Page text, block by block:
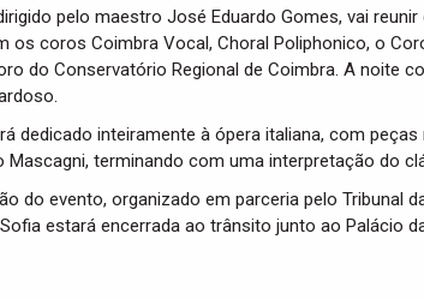
pelo maestro José Eduardo Gomes, vai
os coros Coimbra Vocal, Choral Poliphonico, o
do Conservatório Regional de Coimbra. A noite
dedicado inteiramente à ópera italiana, com
Mascagni, terminando com uma interpretação do
do evento, organizado em parceria pelo Tribunal
Sofia estará encerrada ao trânsito junto ao Palácio